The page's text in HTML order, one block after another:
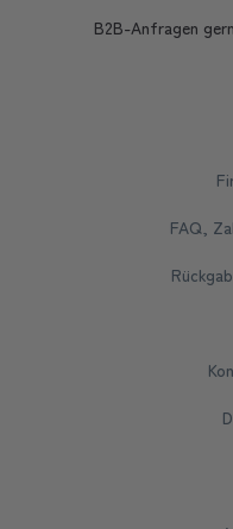
B2B-Anfragen
FAQ,